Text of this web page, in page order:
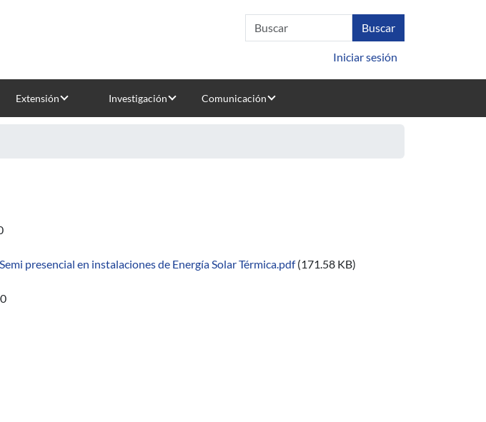
Iniciar sesión
Extensión Investigación Comunicación
presencial en instalaciones de Energía Solar Térmica.pdf (171.58 KB)
Semi presencial en instalaciones de Energía Solar Térmica